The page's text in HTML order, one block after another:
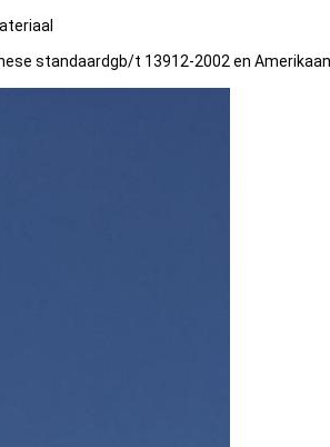
standaardgb/t 13912-2002 en